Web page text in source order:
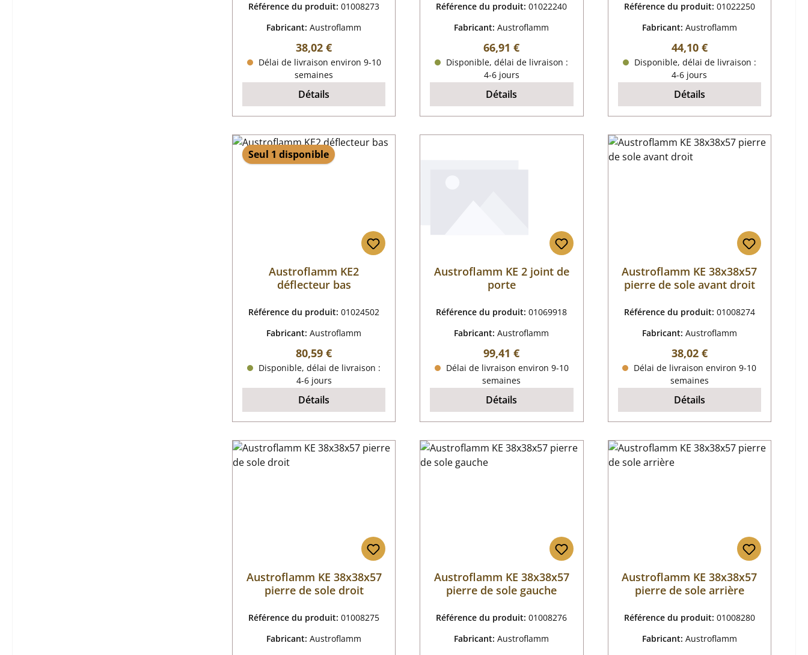
Référence du produit:01008273
Fabricant:Austroflamm
Prix régulier :
38,02 €
Délai de livraison environ 9-10
semaines
Détails
Référence du produit:01022240
Fabricant:Austroflamm
Prix régulier :
66,91 €
Disponible, délai de livraison :
4-6 jours
Détails
Référence du produit: 01022250
Fabricant: Austroflamm
Prix régulier :
44,10 €
Disponible, délai de livraison :
4-6 jours
Détails
Seul 1 disponible
Austroflamm KE2
déflecteur bas
Référence du produit:01024502
Fabricant:Austroflamm
Prix régulier :
80,59 €
Disponible, délai de livraison :
4-6 jours
Détails
Austroflamm KE 2 joint de
porte
Référence du produit:01069918
Fabricant:Austroflamm
Prix régulier :
99,41 €
Délai de livraison environ 9-10
semaines
Détails
Austroflamm KE 38x38x57
pierre de sole avant droit
Référence du produit: 01008274
Fabricant: Austroflamm
Prix régulier :
38,02 €
Délai de livraison environ 9-10
semaines
Détails
Austroflamm KE 38x38x57
pierre de sole droit
Référence du produit:01008275
Fabricant:Austroflamm
Austroflamm KE 38x38x57
pierre de sole gauche
Référence du produit:01008276
Fabricant:Austroflamm
Austroflamm KE 38x38x57
pierre de sole arrière
Référence du produit: 01008280
Fabricant: Austroflamm